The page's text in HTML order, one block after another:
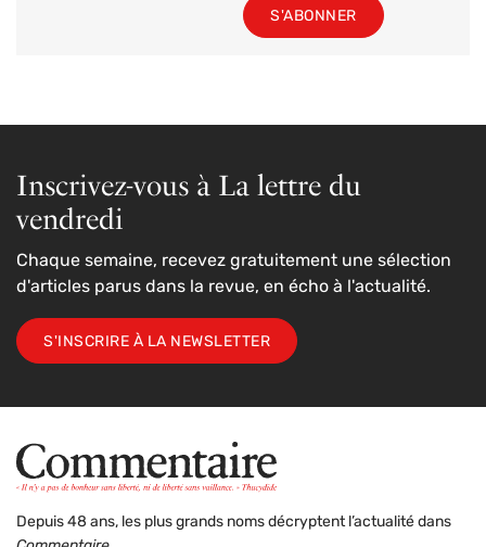
S'ABONNER
Inscrivez-vous à La lettre du
vendredi
Chaque semaine, recevez gratuitement une sélection
d'articles parus dans la revue, en écho à l'actualité.
S'INSCRIRE À LA NEWSLETTER
Depuis 48 ans, les plus grands noms décryptent l’actualité dans